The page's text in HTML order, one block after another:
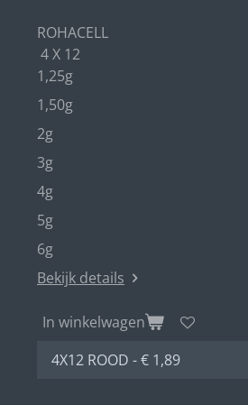
ROHACELL
4 X 12
1,25g
1,50g
2g
3g
4g
5g
6g
Bekijk details
In winkelwagen